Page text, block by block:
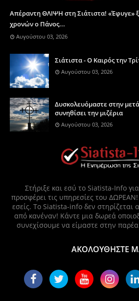
Απέραντη ΘΛΙΨΗ στη Σιάτιστα! «Έφυγε»
χρονών ο Πάνος...
Αυγούστου 03, 2026
Σιάτιστα - Ο Καιρός την
Αυγούστου 03, 2026
Δυσκολευόμαστε στην
συνηθίσει την μιζέρια
Αυγούστου 03, 2026
Στήριξε και εσύ το Siatista-Info
προσφέρει τις υπηρεσίες του
εσείς. Το Siatista-info δεν στηρίζεται
από κανέναν! Κάντε μια δωρεά
συνεχίσουμε να είμαστε στην
ΑΚΟΛΟΥΘΗΣΤΕ